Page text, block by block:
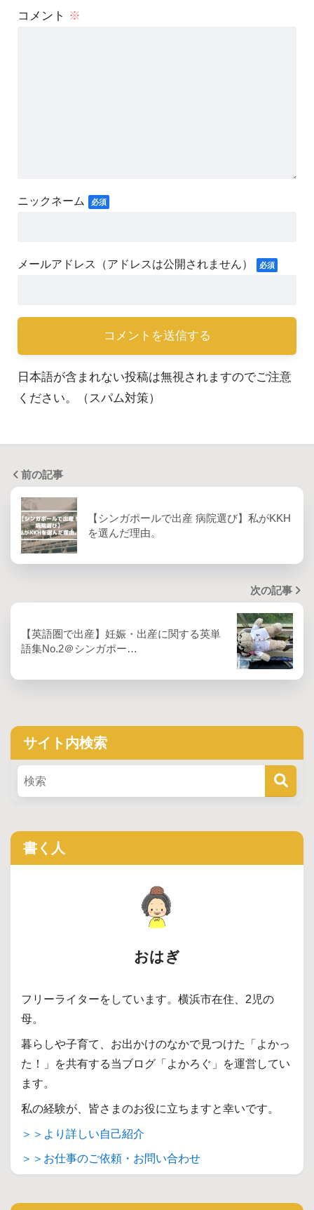
コメント ※
日本語が含まれない投稿は無視されますのでご注意
ください。（スパム対策）
前の記事
【シンガポールで出産 病院選び】私がKKH
を選んだ理由。
次の記事
【英語圏で出産】妊娠・出産に関する英単
語集No.2＠シンガポー…
サイト内検索
書く人
おはぎ
フリーライターをしています。横浜市在住、2児の
母。
暮らしや子育て、お出かけのなかで見つけた「よかっ
た！」を共有する当ブログ「よかろぐ」を運営してい
ます。
私の経験が、皆さまのお役に立ちますと幸いです。
＞＞より詳しい自己紹介
＞＞お仕事のご依頼・お問い合わせ